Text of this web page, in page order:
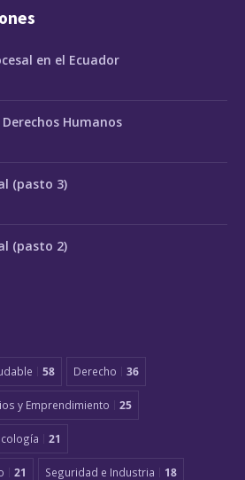
en el Ecuador
Humanos
(pasto 3)
(pasto 2)
58 Derecho 36
y Emprendimiento 25
21
21 Seguridad e Industria 18